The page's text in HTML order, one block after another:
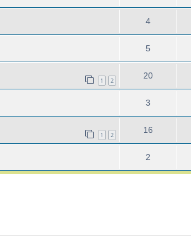
4
5
1 2
20
3
1 2
16
2